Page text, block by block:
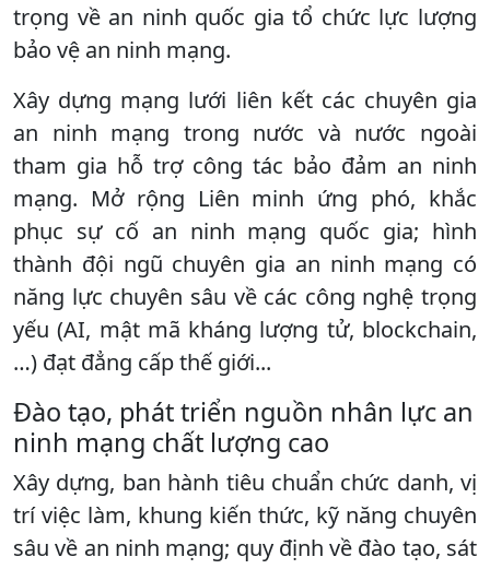
trọng về an ninh quốc gia tổ chức lực lượng
bảo vệ an ninh mạng.
Xây dựng mạng lưới liên kết các chuyên gia
an ninh mạng trong nước và nước ngoài
tham gia hỗ trợ công tác bảo đảm an ninh
mạng. Mở rộng Liên minh ứng phó, khắc
phục sự cố an ninh mạng quốc gia; hình
thành đội ngũ chuyên gia an ninh mạng có
năng lực chuyên sâu về các công nghệ trọng
yếu (AI, mật mã kháng lượng tử, blockchain,
…) đạt đẳng cấp thế giới...
Đào tạo, phát triển nguồn nhân lực an
ninh mạng chất lượng cao
Xây dựng, ban hành tiêu chuẩn chức danh, vị
trí việc làm, khung kiến thức, kỹ năng chuyên
sâu về an ninh mạng; quy định về đào tạo, sát